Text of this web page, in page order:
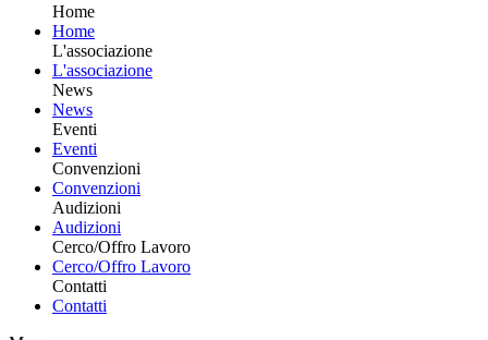
Home
Home
L'associazione
L'associazione
News
News
Eventi
Eventi
Convenzioni
Convenzioni
Audizioni
Audizioni
Cerco/Offro Lavoro
Cerco/Offro Lavoro
Contatti
Contatti